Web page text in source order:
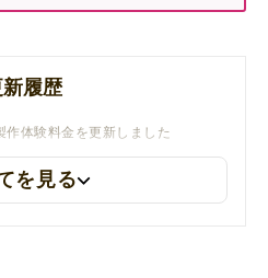
新履歴
作体験料金を更新しました
を見る